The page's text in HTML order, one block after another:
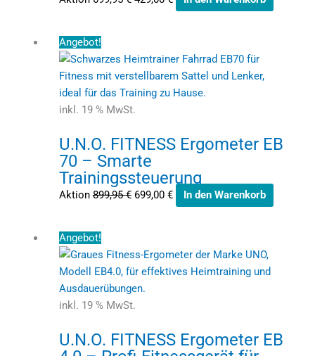
Angebot!
inkl. 19 % MwSt.
U.N.O. FITNESS Ergometer EB
70 – Smarte
Trainingssteuerung
Aktion899,95€
Preis
war:
899,95 €
699,00 €
Preis
ist:
699,00 €.
In den Warenkorb
Angebot!
inkl. 19 % MwSt.
U.N.O. FITNESS Ergometer EB
Preis
war:
1.899,95 €
Preis
ist: